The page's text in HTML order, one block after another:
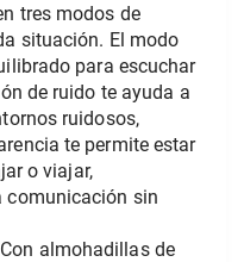
tres modos de
situación. El modo
para escuchar
de ruido te ayuda a
ruidosos,
te permite estar
o viajar,
comunicación sin
almohadillas de